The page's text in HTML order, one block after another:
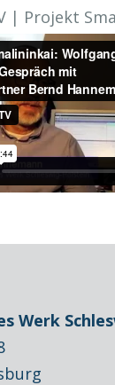
| Projekt
Werk